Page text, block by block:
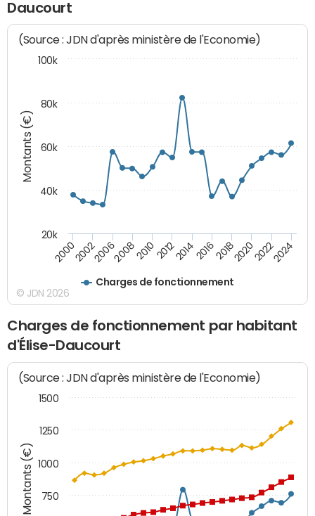
Daucourt
Montants (€)
(Source : JDN d'après ministère de l'Economie)
Charges de fonctionnement
200020022006200820102012201420162018202020222024
40k
60k
80k
20k
100k
© JDN 2026
Charges de fonctionnement par habitant
d'Élise-Daucourt
Montants (€)
(Source : JDN d'après ministère de l'Economie)
750
1000
1250
1500